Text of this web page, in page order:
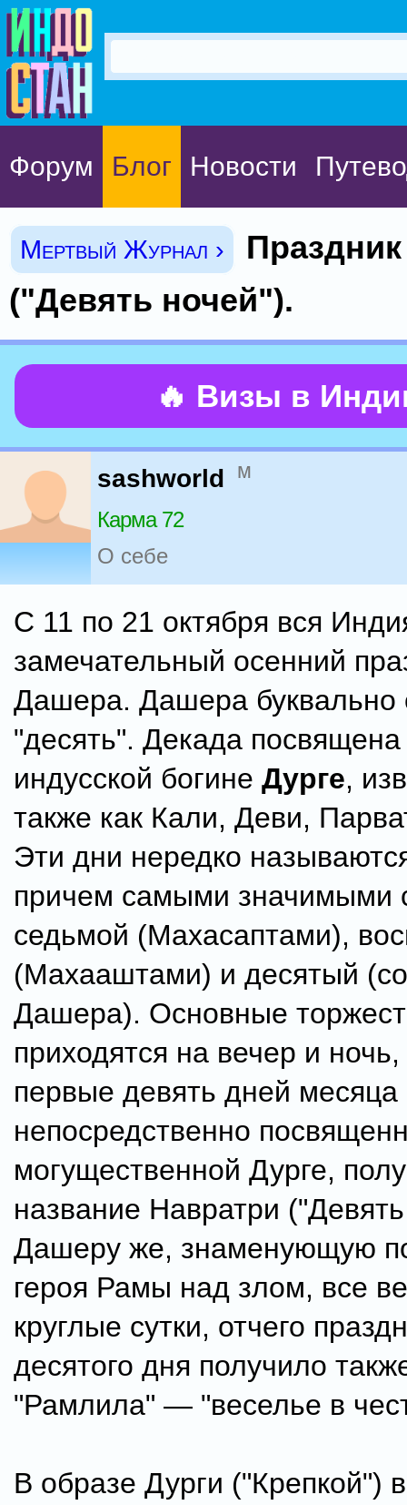
Форум Блог Новости
Мертвый Журнал ›
("Девять ночей").
🔥 Визы в
sashworld м
Карма 72
О себе
С 11 по 21 октября вся
замечательный осенний
Дашера. Дашера буквально
"десять". Декада посвящена
индусской богине Дурге,
также как Кали, Деви,
Эти дни нередко
причем самыми значимыми
седьмой (Махасаптами),
(Махааштами) и десятый
Дашера). Основные
приходятся на вечер и
первые девять дней
непосредственно
могущественной Дурге,
название Навратри
Дашеру же, знаменующую
героя Рамы над злом, все
круглые сутки, отчего
десятого дня получило
"Рамлила" — "веселье в
В образе Дурги ("Крепкой")